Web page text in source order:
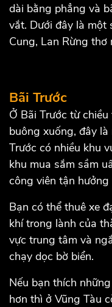
dài bằng phẳng và
vắt. Dưới đây là một
Cung, Lan Rừng thơ
Bãi Trước
Ở Bãi Trước từ
buông xuống, đây
Trước có nhiều khu
khu mua sắm sầm
công viên tận
Bạn có thể thuê xe
khí trong lành của
vực trung tâm và
chạy dọc bờ biển.
Nếu bạn thích
hơn thì ở Vũng Tàu